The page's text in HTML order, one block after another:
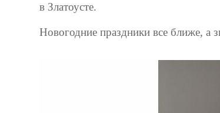
в Златоусте.
Новогодние праздники все ближе, а